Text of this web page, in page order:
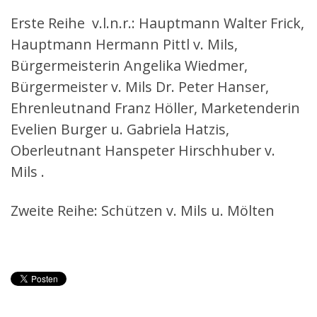
Erste Reihe v.l.n.r.: Hauptmann Walter Frick,
Hauptmann Hermann Pittl v. Mils,
Bürgermeisterin Angelika Wiedmer,
Bürgermeister v. Mils Dr. Peter Hanser,
Ehrenleutnand Franz Höller, Marketenderin
Evelien Burger u. Gabriela Hatzis,
Oberleutnant Hanspeter Hirschhuber v.
Mils .
Zweite Reihe: Schützen v. Mils u. Mölten